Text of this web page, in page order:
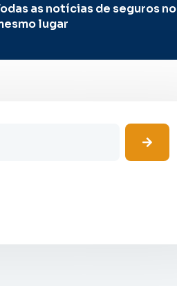
as notícias de seguros no
lugar